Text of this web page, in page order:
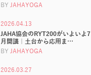
BY JAHAYOGA
2026.04.13
JAHA協会のRYT200がいよいよ7
月開講｜土台から応用ま…
BY JAHAYOGA
2026.03.27